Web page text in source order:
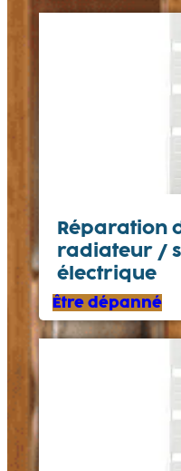
Réparation
radiateur /
électrique
Être dépanné